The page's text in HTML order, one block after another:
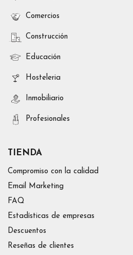
Comercios
Construcción
Educación
Hosteleria
Inmobiliario
Profesionales
TIENDA
Compromiso con la calidad
Email Marketing
FAQ
Estadísticas de empresas
Descuentos
Reseñas de clientes